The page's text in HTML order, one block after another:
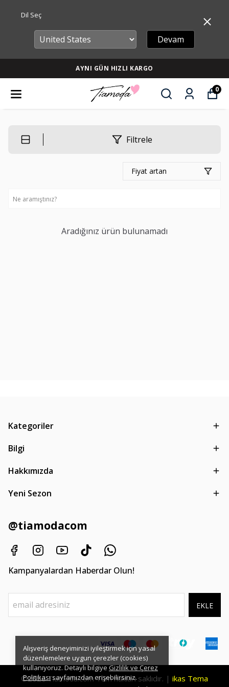
Dil Seç
Devam
AYNI GÜN HIZLI KARGO
0
Alışveriş deneyiminizi iyileştirmek için yasal
düzenlemelere uygun çerezler (cookies)
kullanıyoruz. Detaylı bilgiyeGizlilik ve Çerez
Politikasısayfamızdan erişebilirsiniz.
Filtrele
Fiyat artan
Aradığınız ürün bulunamadı
Kategoriler
Bilgi
Hakkımızda
Yeni Sezon
@tiamodacom
Kampanyalardan Haberdar Olun!
EKLE
©2026Tiamoda.comTüm hakları saklıdır. | ikas Tema